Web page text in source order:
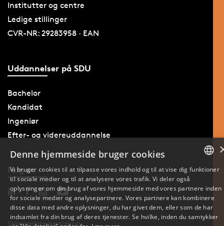
Institutter og centre
Ledige stillinger
CVR-NR: 29283958 · EAN
Uddannelser på SDU
Bachelor
Kandidat
Ingeniør
Efter- og videreuddannelse
Følg os
Tilgængelighedserklæring
ENGLISH
Denne hjemmeside bruger cookies
Vi bruger cookies til at tilpasse vores indhold og til at vise dig funktioner
til sociale medier og til at analysere vores trafik. Vi deler også
oplysninger om din brug af vores hjemmeside med vores partnere inden
for sociale medier og analysepartnere. Vores partnere kan kombinere
disse data med andre oplysninger, du har givet dem, eller som de har
indsamlet fra din brug af deres tjenester. Se hvilke, inden du samtykker